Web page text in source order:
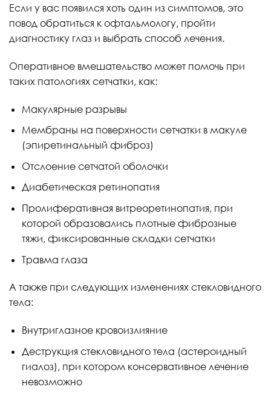
Если у вас появился хоть один из симптомов, это
повод обратиться к офтальмологу, пройти
диагностику глаз и выбрать способ лечения.
Оперативное вмешательство может помочь при
таких патологиях сетчатки, как:
Макулярные разрывы
Мембраны на поверхности сетчатки в макуле
(эпиретинальный фиброз)
Отслоение сетчатой оболочки
Диабетическая ретинопатия
Пролиферативная витреоретинопатия, при
которой образовались плотные фиброзные
тяжи, фиксированные складки сетчатки
Травма глаза
А также при следующих изменениях стекловидного
тела:
Внутриглазное кровоизлияние
Деструкция стекловидного тела (астероидный
гиалоз), при котором консервативное лечение
невозможно